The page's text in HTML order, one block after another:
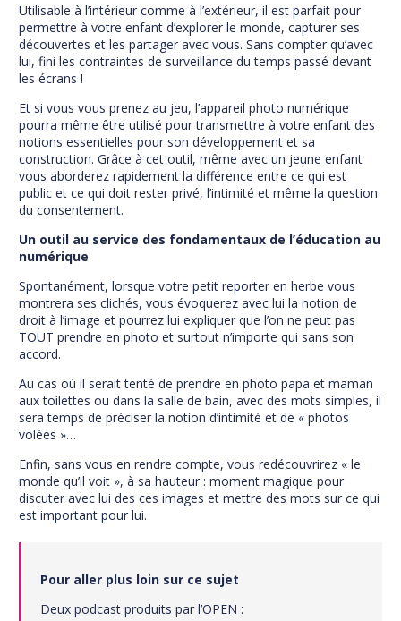
Utilisable à l’intérieur comme à l’extérieur, il est parfait pour
permettre à votre enfant d’explorer le monde, capturer ses
découvertes et les partager avec vous. Sans compter qu’avec
lui, fini les contraintes de surveillance du temps passé devant
les écrans !
Et si vous vous prenez au jeu, l’appareil photo numérique
pourra même être utilisé pour transmettre à votre enfant des
notions essentielles pour son développement et sa
construction. Grâce à cet outil, même avec un jeune enfant
vous aborderez rapidement la différence entre ce qui est
public et ce qui doit rester privé, l’intimité et même la question
du consentement.
Un outil au service des fondamentaux de l’éducation au
numérique
Spontanément, lorsque votre petit reporter en herbe vous
montrera ses clichés, vous évoquerez avec lui la notion de
droit à l’image et pourrez lui expliquer que l’on ne peut pas
TOUT prendre en photo et surtout n’importe qui sans son
accord.
Au cas où il serait tenté de prendre en photo papa et maman
aux toilettes ou dans la salle de bain, avec des mots simples, il
sera temps de préciser la notion d’intimité et de « photos
volées »…
Enfin, sans vous en rendre compte, vous redécouvrirez « le
monde qu’il voit », à sa hauteur : moment magique pour
discuter avec lui des ces images et mettre des mots sur ce qui
est important pour lui.
Pour aller plus loin sur ce sujet
Deux podcast produits par l’OPEN :